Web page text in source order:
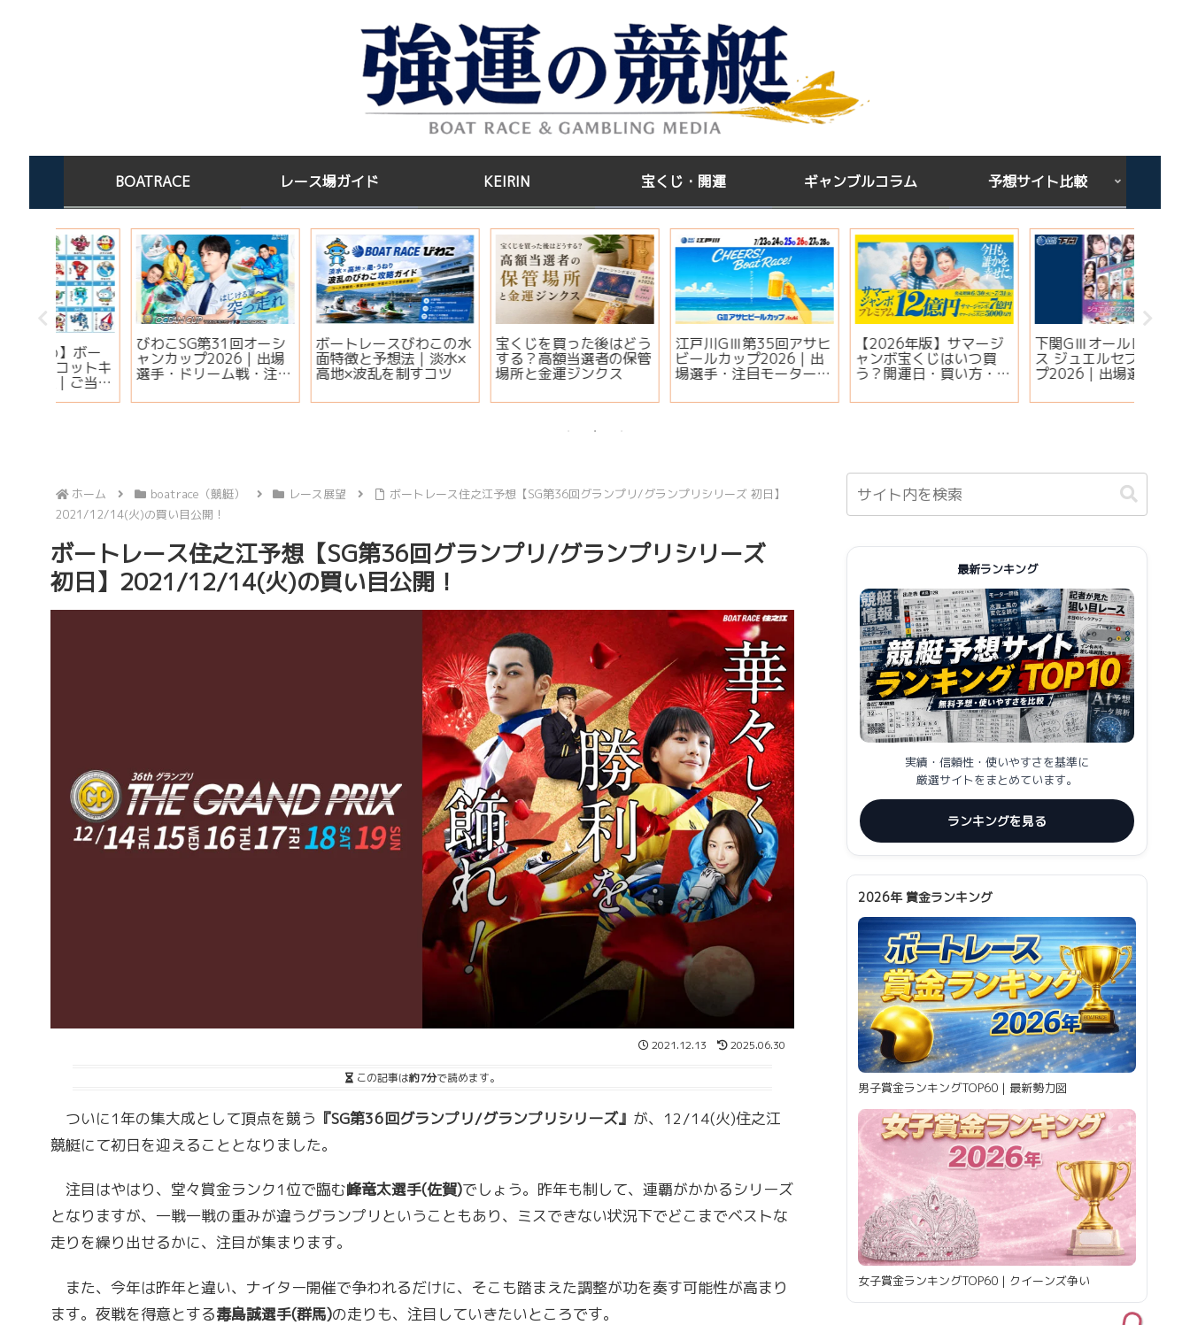
BOATRACE レース場ガイド KEIRIN 宝くじ・開運 ギャンブルコラム 予想サイト比較
ボートレースびわこの水
面特徴と予想法｜淡水×
高地×波乱を制すコツ
宝くじを買った後はどう
する？高額当選者の保管
場所と金運ジンクス
江戸川GⅢ第35回アサヒ
ビールカップ2026｜出
場選手・注目モーター・
【2026年版】サマージ
ャンボ宝くじはいつ買
う？開運日・買い方・連
説
下関GⅢオールレディー
ス ジュエルセブンカッ
プ2026｜出場選手・注
報まとめ
宝くじを買う時間は関係
ある？朝・昼・夜で当た
りやすい時間帯と金運ジ
ホーム boatrace（競艇） レース展望
ボートレース住之江予想【SG第36回グランプリ/グランプリシリーズ 初日】
2021/12/14(火)の買い目公開！
ボートレース住之江予想【SG第36回グランプリ/グランプリシリーズ
初日】2021/12/14(火)の買い目公開！
2021.12.13 2025.06.30
この記事は約7分で読めます。
ついに1年の集大成として頂点を競う 『SG第36回グランプリ/グランプリシリーズ』 が、12/14(火)住之江
競艇にて初日を迎えることとなりました。
注目はやはり、堂々賞金ランク1位で臨む峰竜太選手(佐賀)でしょう。昨年も制して、連覇がかかるシリーズ
となりますが、一戦一戦の重みが違うグランプリということもあり、ミスできない状況下でどこまでベストな
走りを繰り出せるかに、注目が集まります。
また、今年は昨年と違い、ナイター開催で争われるだけに、そこも踏まえた調整が功を奏す可能性が高まり
ます。夜戦を得意とする毒島誠選手(群馬)の走りも、注目していきたいところです。
最新ランキング
実績・信頼性・使いやすさを基準に
厳選サイトをまとめています。
ランキングを見る
2026年 賞金ランキング
男子賞金ランキングTOP60｜最新勢力図
女子賞金ランキングTOP60｜クイーンズ争い